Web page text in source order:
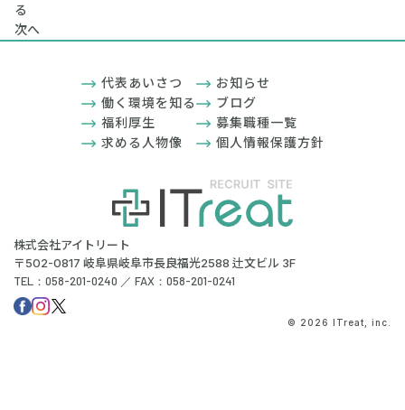
る
次へ
株式会社アイトリート
〒502-0817 岐阜県岐阜市長良福光2588 辻文ビル 3F
TEL：058-201-0240 ／ FAX：058-201-0241
代表あいさつ
働く環境を知る
福利厚生
求める人物像
お知らせ
ブログ
募集職種一覧
個人情報保護方針
© 2026 ITreat, inc.